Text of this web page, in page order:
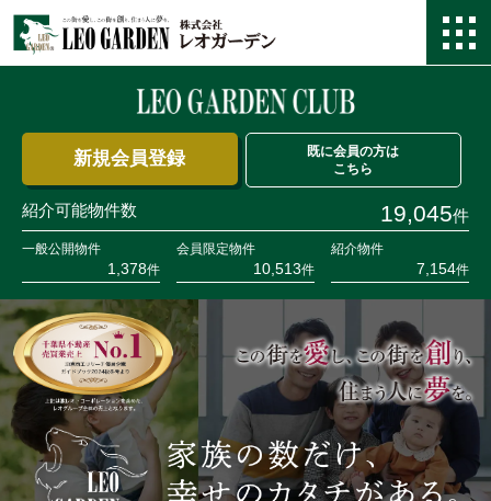
新規会員登録
既に会員の方は
こちら
紹介可能物件数 19,045件
一般公開物件
1,378件
会員限定物件
10,513件
紹介物件
7,154件